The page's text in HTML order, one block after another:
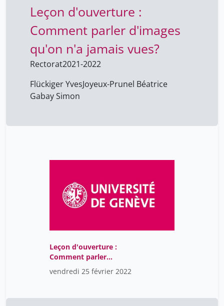
Leçon d'ouverture :
Comment parler d'images
qu'on n'a jamais vues?
Rectorat2021-2022
Flückiger YvesJoyeux-Prunel Béatrice
Gabay Simon
Leçon d'ouverture :
Comment parler
d'images qu'on n'a
jamais vues?
vendredi 25 février 2022